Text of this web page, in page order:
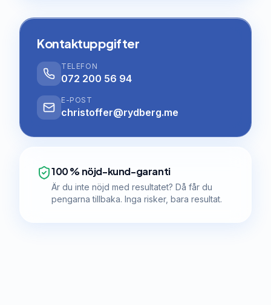
Kontaktuppgifter
TELEFON
072 200 56 94
E-POST
christoffer@rydberg.me
100 % nöjd-kund-garanti
Är du inte nöjd med resultatet? Då får du
pengarna tillbaka. Inga risker, bara resultat.